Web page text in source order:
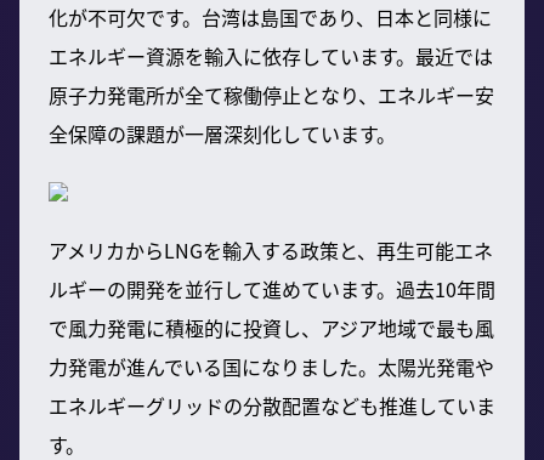
化が不可欠です。台湾は島国であり、日本と同様に
エネルギー資源を輸入に依存しています。最近では
原子力発電所が全て稼働停止となり、エネルギー安
全保障の課題が一層深刻化しています。
アメリカからLNGを輸入する政策と、再生可能エネ
ルギーの開発を並行して進めています。過去10年間
で風力発電に積極的に投資し、アジア地域で最も風
力発電が進んでいる国になりました。太陽光発電や
エネルギーグリッドの分散配置なども推進していま
す。